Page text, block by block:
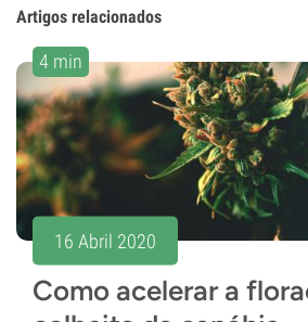
Artigos relacionados
4 min
16 Abril 2020
Como acelerar a